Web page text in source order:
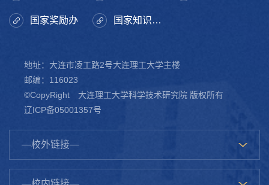
国家奖励办 国家知识产权局
地址：大连市凌工路2号大连理工大学主楼
邮编：116023
©CopyRight 大连理工大学科学技术研究院 版权所有
辽ICP备05001357号
—校外链接—